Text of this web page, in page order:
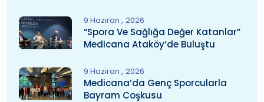
9 Haziran 2026
“Spora Ve Sağlığa Değer Katanlar”
Medicana Ataköy’de Buluştu
9 Haziran 2026
Medicana’da Genç Sporcularla
Bayram Coşkusu